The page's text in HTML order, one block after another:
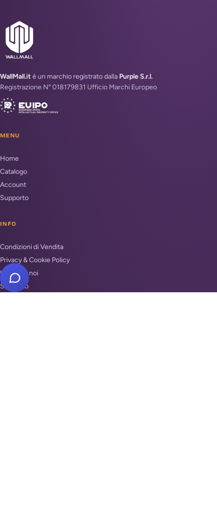
WallMall.it è un marchio registrato dalla Purple S.r.l.
Registrazione N° 018179831 Ufficio Marchi Europeo
MENU
Home
Catalogo
Account
Supporto
INFO
Condizioni di Vendita
Privacy & Cookie Policy
Unisciti a noi
Supporto